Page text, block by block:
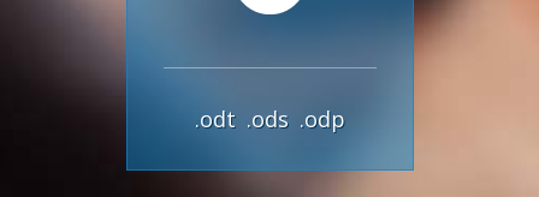
.odt .ods .odp